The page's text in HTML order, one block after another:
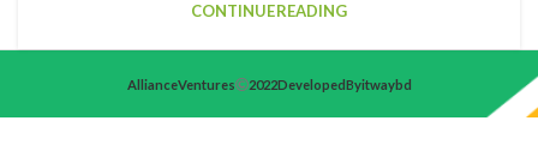
CONTINUE READING
Alliance Ventures 2022 Developed By itwaybd